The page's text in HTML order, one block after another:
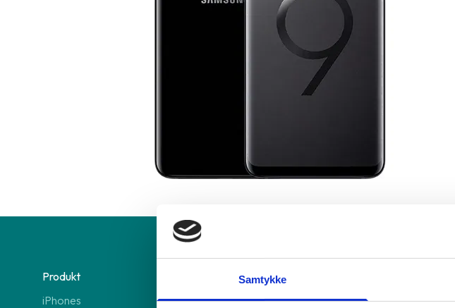
Samtykke
Produkt
iPhones
Vi tilbyder
GreenMind One - leje af mobil